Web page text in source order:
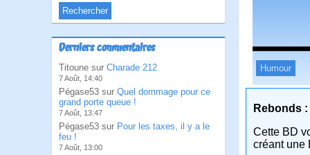
Derniers commentaires
Titoune sur Charade 212
7 Août, 14:40
Pégase53 sur Quel dommage pour ce
grand porte queue !
7 Août, 13:47
Pégase53 sur Pour les taxes, il y a le
feu !
7 Août, 13:00
Humour
Rebonds :
Cette BD
créant une